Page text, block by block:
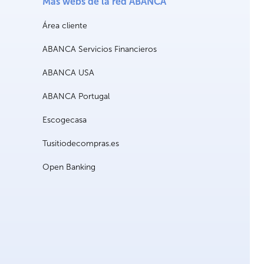
Área cliente
ABANCA Servicios Financieros
ABANCA USA
ABANCA Portugal
Escogecasa
Tusitiodecompras.es
Open Banking